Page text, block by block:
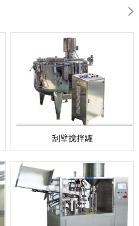
刮壁搅拌罐